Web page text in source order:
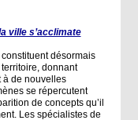
ville s’acclimate
désormais
donnant
à de nouvelles
se répercutent
de concepts qu’il
Les spécialistes de